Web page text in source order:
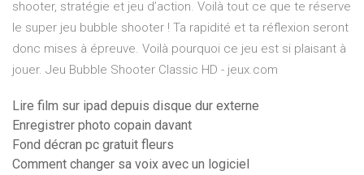
shooter, stratégie et jeu d’action. Voilà tout ce que te réserve
le super jeu bubble shooter ! Ta rapidité et ta réflexion seront
donc mises à épreuve. Voilà pourquoi ce jeu est si plaisant à
jouer. Jeu Bubble Shooter Classic HD - jeux.com
Lire film sur ipad depuis disque dur externe
Enregistrer photo copain davant
Fond décran pc gratuit fleurs
Comment changer sa voix avec un logiciel